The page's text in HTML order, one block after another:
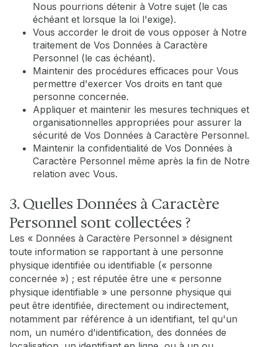
Nous pourrions détenir à Votre sujet (le cas
échéant et lorsque la loi l'exige).
Vous accorder le droit de vous opposer à Notre
traitement de Vos Données à Caractère
Personnel (le cas échéant).
Maintenir des procédures efficaces pour Vous
permettre d'exercer Vos droits en tant que
personne concernée.
Appliquer et maintenir les mesures techniques et
organisationnelles appropriées pour assurer la
sécurité de Vos Données à Caractère Personnel.
Maintenir la confidentialité de Vos Données à
Caractère Personnel même après la fin de Notre
relation avec Vous.
3. Quelles Données à Caractère
Personnel sont collectées ?
Les « Données à Caractère Personnel » désignent
toute information se rapportant à une personne
physique identifiée ou identifiable (« personne
concernée ») ; est réputée être une « personne
physique identifiable » une personne physique qui
peut être identifiée, directement ou indirectement,
notamment par référence à un identifiant, tel qu'un
nom, un numéro d'identification, des données de